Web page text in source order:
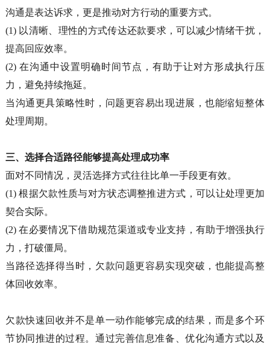
沟通是表达诉求，更是推动对方行动的重要方式。
(1) 以清晰、理性的方式传达还款要求，可以减少情绪干扰，
提高回应效率。
(2) 在沟通中设置明确时间节点，有助于让对方形成执行压
力，避免持续拖延。
当沟通更具策略性时，问题更容易出现进展，也能缩短整体
处理周期。
三、选择合适路径能够提高处理成功率
面对不同情况，灵活选择方式往往比单一手段更有效。
(1)根据欠款性质与对方状态调整推进方式，可以让处理更加
契合实际。
(2)在必要情况下借助规范渠道或专业支持，有助于增强执行
力，打破僵局。
当路径选择得当时，欠款问题更容易实现突破，也能提高整
体回收效率。
欠款快速回收并不是单一动作能够完成的结果，而是多个环
节协同推进的过程。通过完善信息准备、优化沟通方式以及